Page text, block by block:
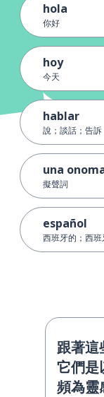
hola
你好
hoy
今天
hablar
說；談話；告訴
una
擬聲詞
español
西班牙的；西班
跟著這
它們
頻為靈